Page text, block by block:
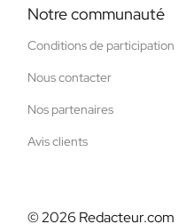
Notre communauté
Conditions de participation
Nous contacter
Nos partenaires
Avis clients
© 2026 Redacteur.com